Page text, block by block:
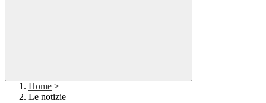
Home >
Le notizie